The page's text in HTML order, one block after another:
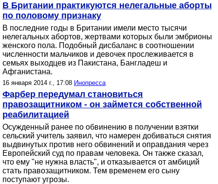
В Британии практикуются нелегальные аборты
по половому признаку
В последние годы в Британии имели место тысячи
нелегальных абортов, жертвами которых были эмбрионы
женского пола. Подобный дисбаланс в соотношении
численности мальчиков и девочек прослеживается в
семьях выходцев из Пакистана, Бангладеш и
Афганистана.
16 января 2014 г., 17:08 Инопресса
Фарбер передумал становиться
правозащитником - он займется собственной
реабилитацией
Осужденный ранее по обвинению в получении взятки
сельский учитель заявил, что намерен добиваться снятия
выдвинутых против него обвинений и оправдания через
Европейский суд по правам человека. Он также сказал,
что ему "не нужна власть", и отказывается от амбиций
стать правозащитником. Тем временем его сыну
поступают угрозы.